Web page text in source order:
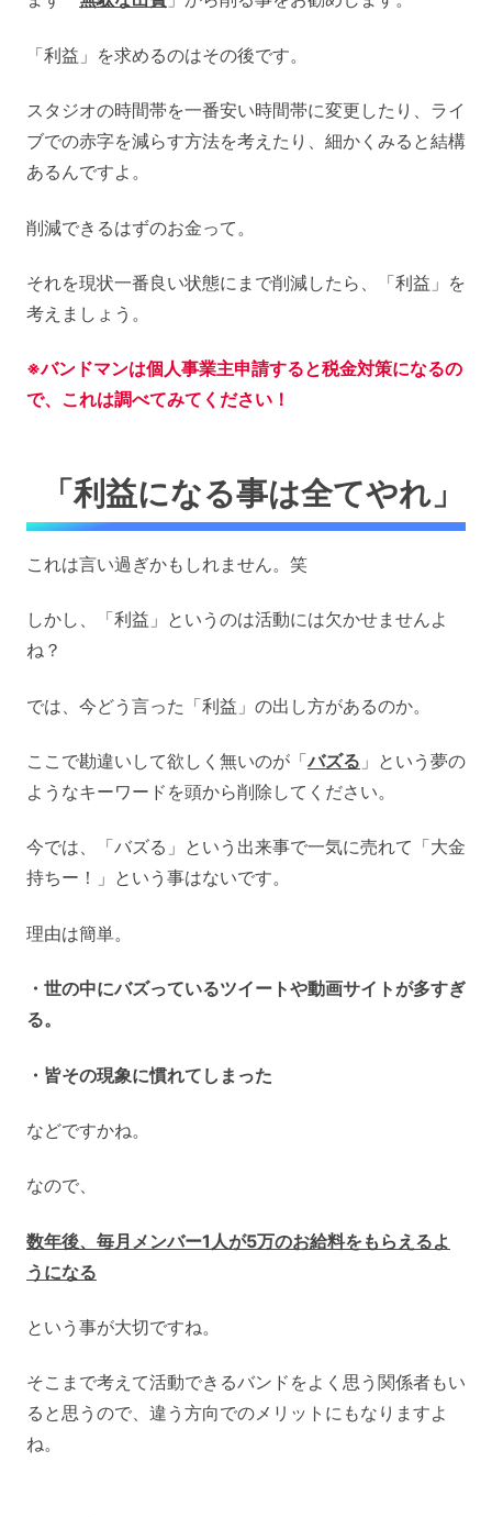
「利益」を求めるのはその後です。
スタジオの時間帯を一番安い時間帯に変更したり、ライ
ブでの赤字を減らす方法を考えたり、細かくみると結構
あるんですよ。
削減できるはずのお金って。
それを現状一番良い状態にまで削減したら、「利益」を
考えましょう。
※バンドマンは個人事業主申請すると税金対策になるの
で、これは調べてみてください！
「利益になる事は全てやれ」
これは言い過ぎかもしれません。笑
しかし、「利益」というのは活動には欠かせませんよ
ね？
では、今どう言った「利益」の出し方があるのか。
ここで勘違いして欲しく無いのが「バズる 」という夢の
ようなキーワードを頭から削除してください。
今では、「バズる」という出来事で一気に売れて「大金
持ちー！」という事はないです。
理由は簡単。
・世の中にバズっているツイートや動画サイトが多すぎ
る。
・皆その現象に慣れてしまった
などですかね。
なので、
数年後、毎月メンバー1人が5万のお給料をもらえるよ
うになる
という事が大切ですね。
そこまで考えて活動できるバンドをよく思う関係者もい
ると思うので、違う方向でのメリットにもなりますよ
ね。